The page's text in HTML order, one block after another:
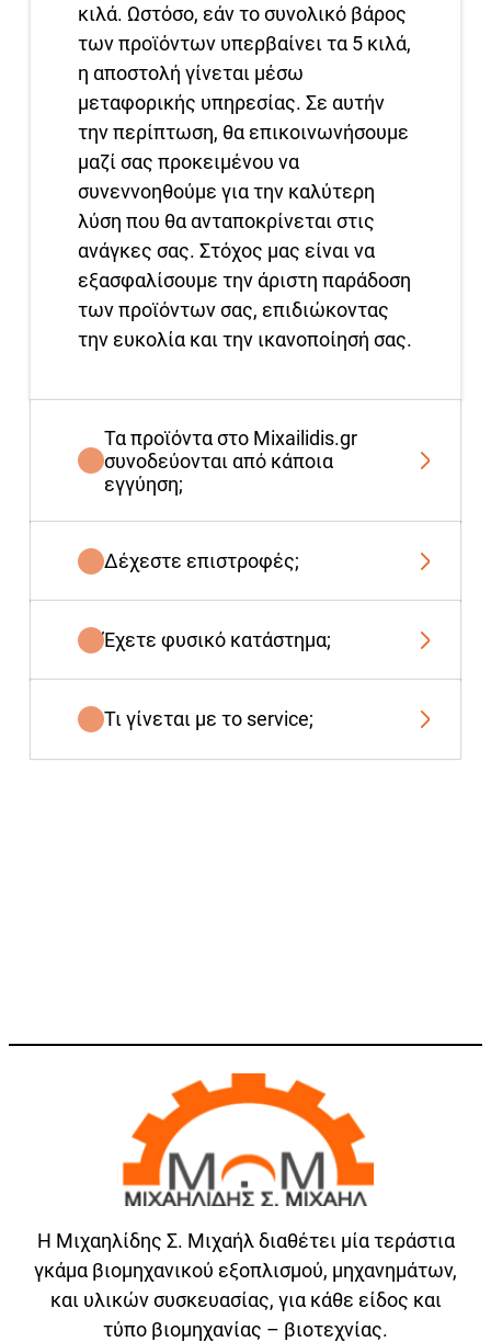
κιλά. Ωστόσο, εάν το συνολικό βάρος
των προϊόντων υπερβαίνει τα 5 κιλά,
η αποστολή γίνεται μέσω
μεταφορικής υπηρεσίας. Σε αυτήν
την περίπτωση, θα επικοινωνήσουμε
μαζί σας προκειμένου να
συνεννοηθούμε για την καλύτερη
λύση που θα ανταποκρίνεται στις
ανάγκες σας. Στόχος μας είναι να
εξασφαλίσουμε την άριστη παράδοση
των προϊόντων σας, επιδιώκοντας
την ευκολία και την ικανοποίησή σας.
Τα προϊόντα στο Mixailidis.gr
συνοδεύονται από κάποια
εγγύηση;
Δέχεστε επιστροφές;
Έχετε φυσικό κατάστημα;
Τι γίνεται με το service;
Η Μιχαηλίδης Σ. Μιχαήλ διαθέτει μία τεράστια
γκάμα βιομηχανικού εξοπλισμού, μηχανημάτων,
και υλικών συσκευασίας, για κάθε είδος και
τύπο βιομηχανίας – βιοτεχνίας.